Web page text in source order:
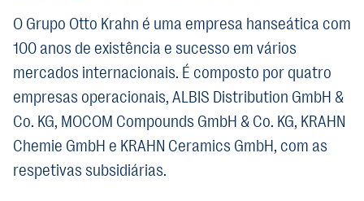
O Grupo Otto Krahn é uma empresa hanseática com
100 anos de existência e sucesso em vários
mercados internacionais. É composto por quatro
empresas operacionais, ALBIS Distribution GmbH &
Co. KG, MOCOM Compounds GmbH & Co. KG, KRAHN
Chemie GmbH e KRAHN Ceramics GmbH, com as
respetivas subsidiárias.